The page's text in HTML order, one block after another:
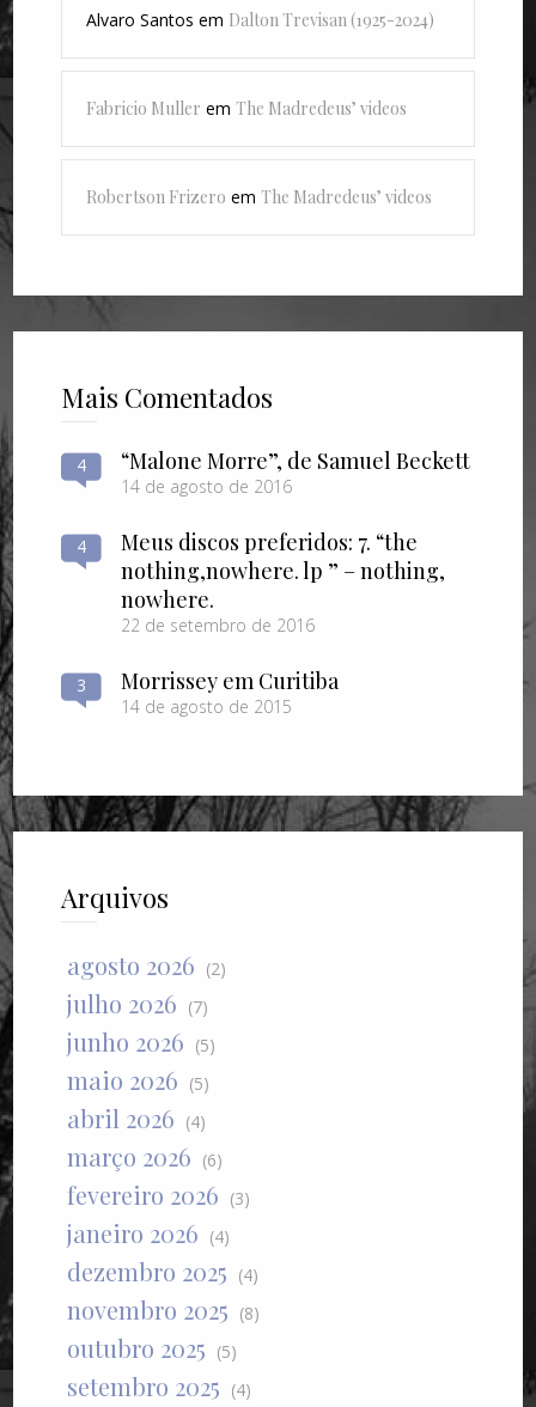
Alvaro Santos em Dalton Trevisan (1925-2024)
Fabricio Muller emThe Madredeus’ videos
Robertson Frizero emThe Madredeus’ videos
Mais Comentados
4 “Malone Morre”, de Samuel Beckett
14 de agosto de 2016
4
Meus discos preferidos: 7. “the
nothing​,​nowhere. lp ” – nothing​,​
nowhere.
22 de setembro de 2016
3 Morrissey em Curitiba
14 de agosto de 2015
Arquivos
agosto 2026 (2)
julho 2026 (7)
junho 2026 (5)
maio 2026 (5)
abril 2026 (4)
março 2026 (6)
fevereiro 2026 (3)
janeiro 2026 (4)
dezembro 2025 (4)
novembro 2025 (8)
outubro 2025 (5)
setembro 2025 (4)